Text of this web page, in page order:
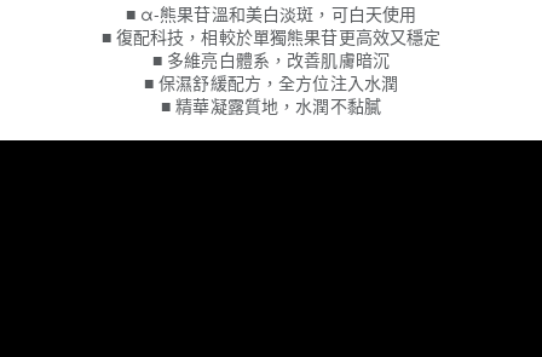
■ α-熊果苷溫和美白淡斑，可白天使用
■ 復配科技，相較於單獨熊果苷更高效又穩定
■ 多維亮白體系，改善肌膚暗沉
■ 保濕舒緩配方，全方位注入水潤
■ 精華凝露質地，水潤不黏膩